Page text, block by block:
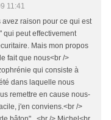
11:41
avez raison pour ce qui est
qui peut effectivement
Mais mon propos
fait que nous<br />
qui consiste à
dans laquelle nous
remettre en cause nous-
j'en conviens.<br />